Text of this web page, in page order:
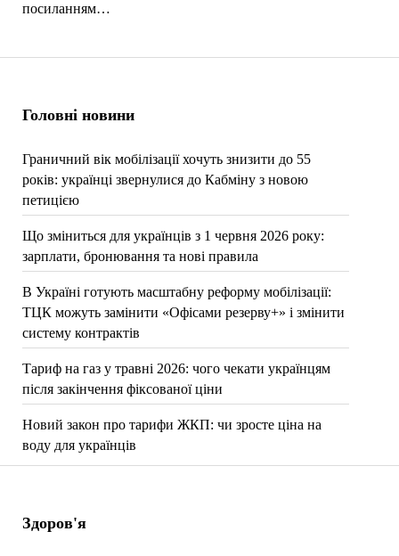
Головні новини
Граничний вік мобілізації хочуть знизити до 55
років: українці звернулися до Кабміну з новою
петицією
Що зміниться для українців з 1 червня 2026 року:
зарплати, бронювання та нові правила
В Україні готують масштабну реформу мобілізації:
ТЦК можуть замінити «Офісами резерву+» і змінити
систему контрактів
Тариф на газ у травні 2026: чого чекати українцям
після закінчення фіксованої ціни
Новий закон про тарифи ЖКП: чи зросте ціна на
воду для українців
посиланням…
Здоров'я